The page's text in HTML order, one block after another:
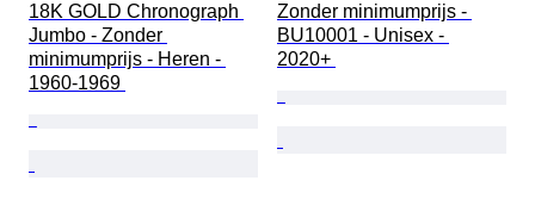
18K GOLD Chronograph
Jumbo - Zonder
minimumprijs - Heren -
1960-1969
Zonder minimumprijs -
BU10001 - Unisex -
2020+